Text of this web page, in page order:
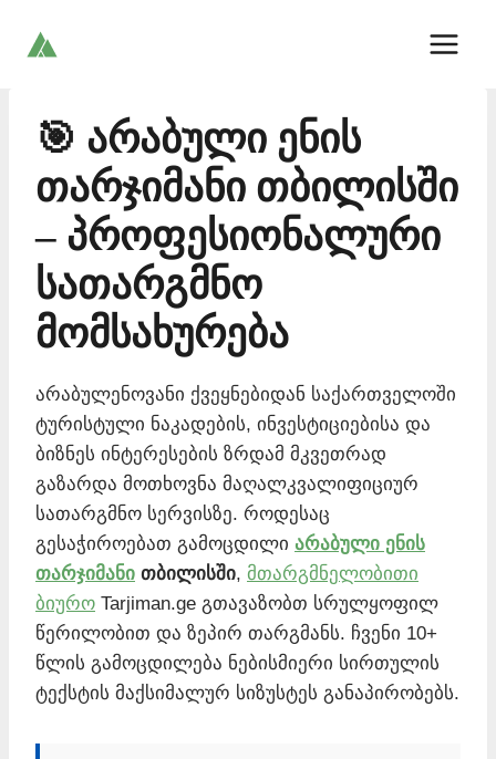
🎯 არაბული ენის
თარჯიმანი თბილისში
– პროფესიონალური
სათარგმნო
მომსახურება
არაბულენოვანი ქვეყნებიდან საქართველოში
ტურისტული ნაკადების, ინვესტიციებისა და
ბიზნეს ინტერესების ზრდამ მკვეთრად
გაზარდა მოთხოვნა მაღალკვალიფიციურ
სათარგმნო სერვისზე. როდესაც
გესაჭიროებათ გამოცდილი არაბული ენის
თარჯიმანი თბილისში, მთარგმნელობითი
ბიურო Tarjiman.ge გთავაზობთ სრულყოფილ
წერილობით და ზეპირ თარგმანს. ჩვენი 10+
წლის გამოცდილება ნებისმიერი სირთულის
ტექსტის მაქსიმალურ სიზუსტეს განაპირობებს.